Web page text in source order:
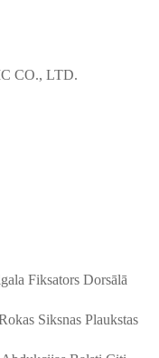
Fiksators Dorsālā
Siksnas Plaukstas